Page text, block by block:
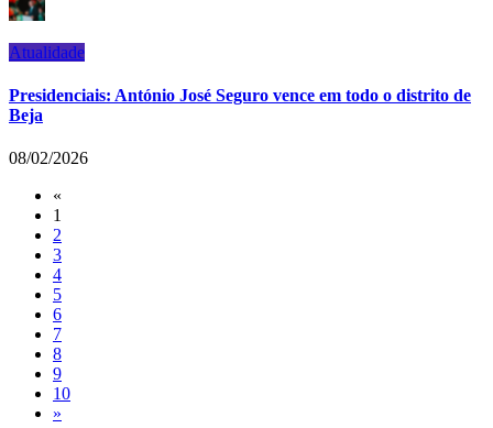
Atualidade
Presidenciais: António José Seguro vence em todo o distrito de
Beja
08/02/2026
«
1
2
3
4
5
6
7
8
9
10
»